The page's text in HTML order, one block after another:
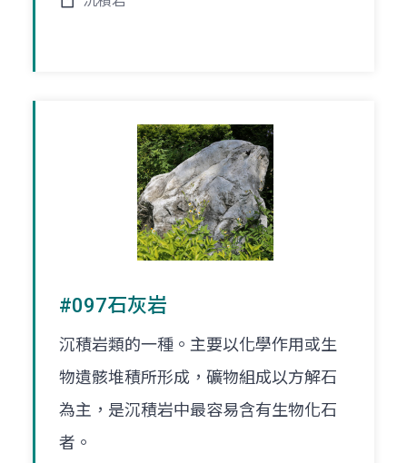
#097石灰岩
沉積岩類的一種。主要以化學作用或生
物遺骸堆積所形成，礦物組成以方解石
為主，是沉積岩中最容易含有生物化石
者。